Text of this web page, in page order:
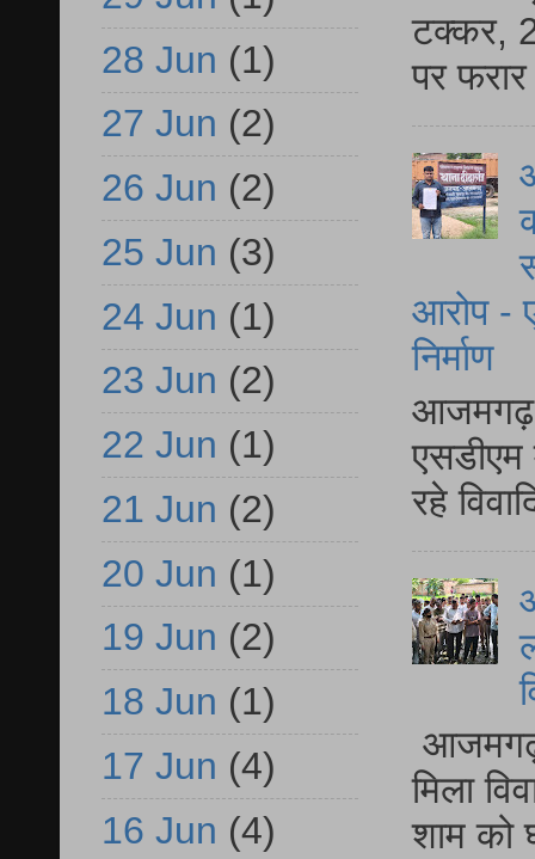
टक्कर,
पर
आरोप -
निर्माण
आजमगढ़
एसडीएम
रहे
आजमगढ़
मिला
शाम को
28 Jun (1)
27 Jun (2)
26 Jun (2)
25 Jun (3)
24 Jun (1)
23 Jun (2)
22 Jun (1)
21 Jun (2)
20 Jun (1)
19 Jun (2)
18 Jun (1)
17 Jun (4)
16 Jun (4)